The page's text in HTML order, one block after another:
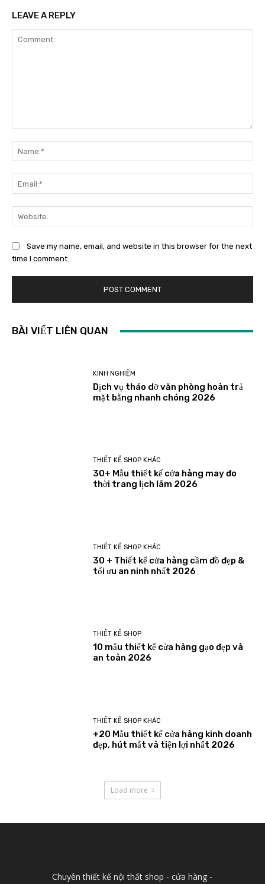
LEAVE A REPLY
Save my name, email, and website in this browser for the next
time I comment.
BÀI VIẾT LIÊN QUAN
KINH NGHIỆM
Dịch vụ tháo dỡ văn phòng hoàn trả
mặt bằng nhanh chóng 2026
THIẾT KẾ SHOP KHÁC
30+ Mẫu thiết kế cửa hàng may đo
thời trang lịch lãm 2026
THIẾT KẾ SHOP KHÁC
30 + Thiết kế cửa hàng cầm đồ đẹp &
tối ưu an ninh nhất 2026
THIẾT KẾ SHOP
10 mẫu thiết kế cửa hàng gạo đẹp và
an toàn 2026
THIẾT KẾ SHOP KHÁC
+20 Mẫu thiết kế cửa hàng kinh doanh
đẹp, hút mắt và tiện lợi nhất 2026
Load more
Chuyên thiết kế nội thất shop - cửa hàng -